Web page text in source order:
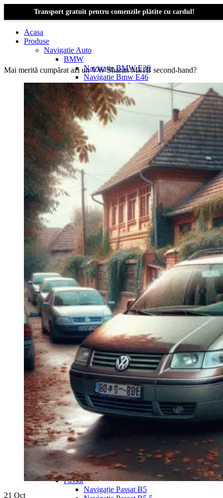
Transport gratuit pentru comenzile plătite cu cardul!
Acasa
Produse
Navigatie Auto
BMW
Navigație BMW E39
Navigatie Bmw E46
Navigatie Bmw E87
Navigatie Bmw E90
Navigatie Bmw E91
Navigatie Bmw F10
Navigatie Bmw F30
Navigatie Bmw Seria 1 E87
Navigatie Bmw X1
Navigatie Bmw X1 E84
Navigatie BMW X3
Navigatie BMW X3 E83
Navigatie BMW X3 f25
Dacia Logan
Navigație Dacia Logan 1 (2004–2012)
Navigație Dacia Logan 2 (2012–2020)
Navigație Dacia Logan 3 (2020–Prezent)
Dacia Duster
Navigatie Duster 2011
Navigatie Duster 2019
Audi
Navigatie Audi A3 8p
Navigatie Audi A4
Navigatie Audi A4 B6
Navigatie Audi A4 B7
Navigatie Audi A4 B8
Navigatie Audi A5
Navigatie Audi A6 C5
Navigatie Audi A6 C6
Navigatie Audi A6 C7
Navigatie Audi Q5
Ford
Navigație Ford Fiesta
Navigație Ford Focus 1
Navigație Ford Focus 2
Navigație Ford Focus MK3
Navigație Ford Mondeo MK3
Navigație Ford Mondeo MK4
Navigație Ford Transit
Mercedes
Navigație Mercedes C Class W203
Navigație Mercedes C Class W204
Navigație Mercedes W203
Navigație Mercedes W204
Navigație Mercedes W211
Navigație Mercedes Sprinter
Passat
Navigație Passat B5
Mai merită cumpărat azi un VW Sharan Mk1B second-hand?
21 Oct